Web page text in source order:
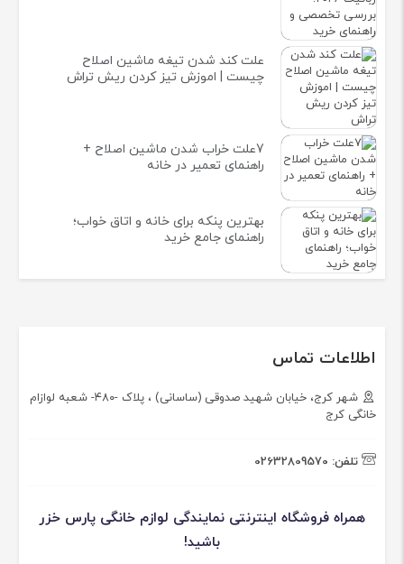
علت کند شدن تیغه ماشین اصلاح
چیست | اموزش تیز کردن ریش تراش
7علت خراب شدن ماشین اصلاح +
راهنمای تعمیر در خانه
بهترین پنکه برای خانه و اتاق خواب؛
راهنمای جامع خرید
اطلاعات تماس
شهر کرج، خیابان شهید صدوقی (ساسانی) ، پلاک -۴۸۰- شعبه لوازام
خانگی کرج
تلفن: 02632809570
همراه فروشگاه اینترنتی نمایندگی لوازم خانگی پارس خزر
باشید!